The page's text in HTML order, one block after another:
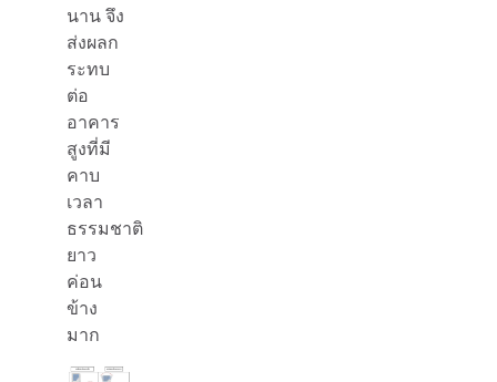
นาน จึง
ส่งผลก
ระทบ
ต่อ
อาคาร
สูงที่มี
คาบ
เวลา
ธรรมชาติ
ยาว
ค่อน
ข้าง
มาก